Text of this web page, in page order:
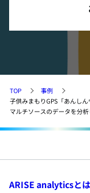
TOP
事例
子供みまもりGPS「あんし
マルチソースのデータを分
ARISE analyticsとは